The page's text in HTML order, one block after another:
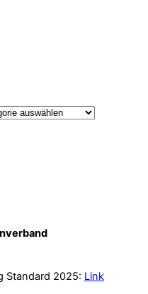
Standard 2025: Link